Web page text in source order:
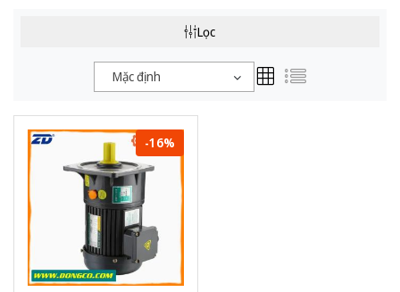
Lọc
Mặc định
-16%